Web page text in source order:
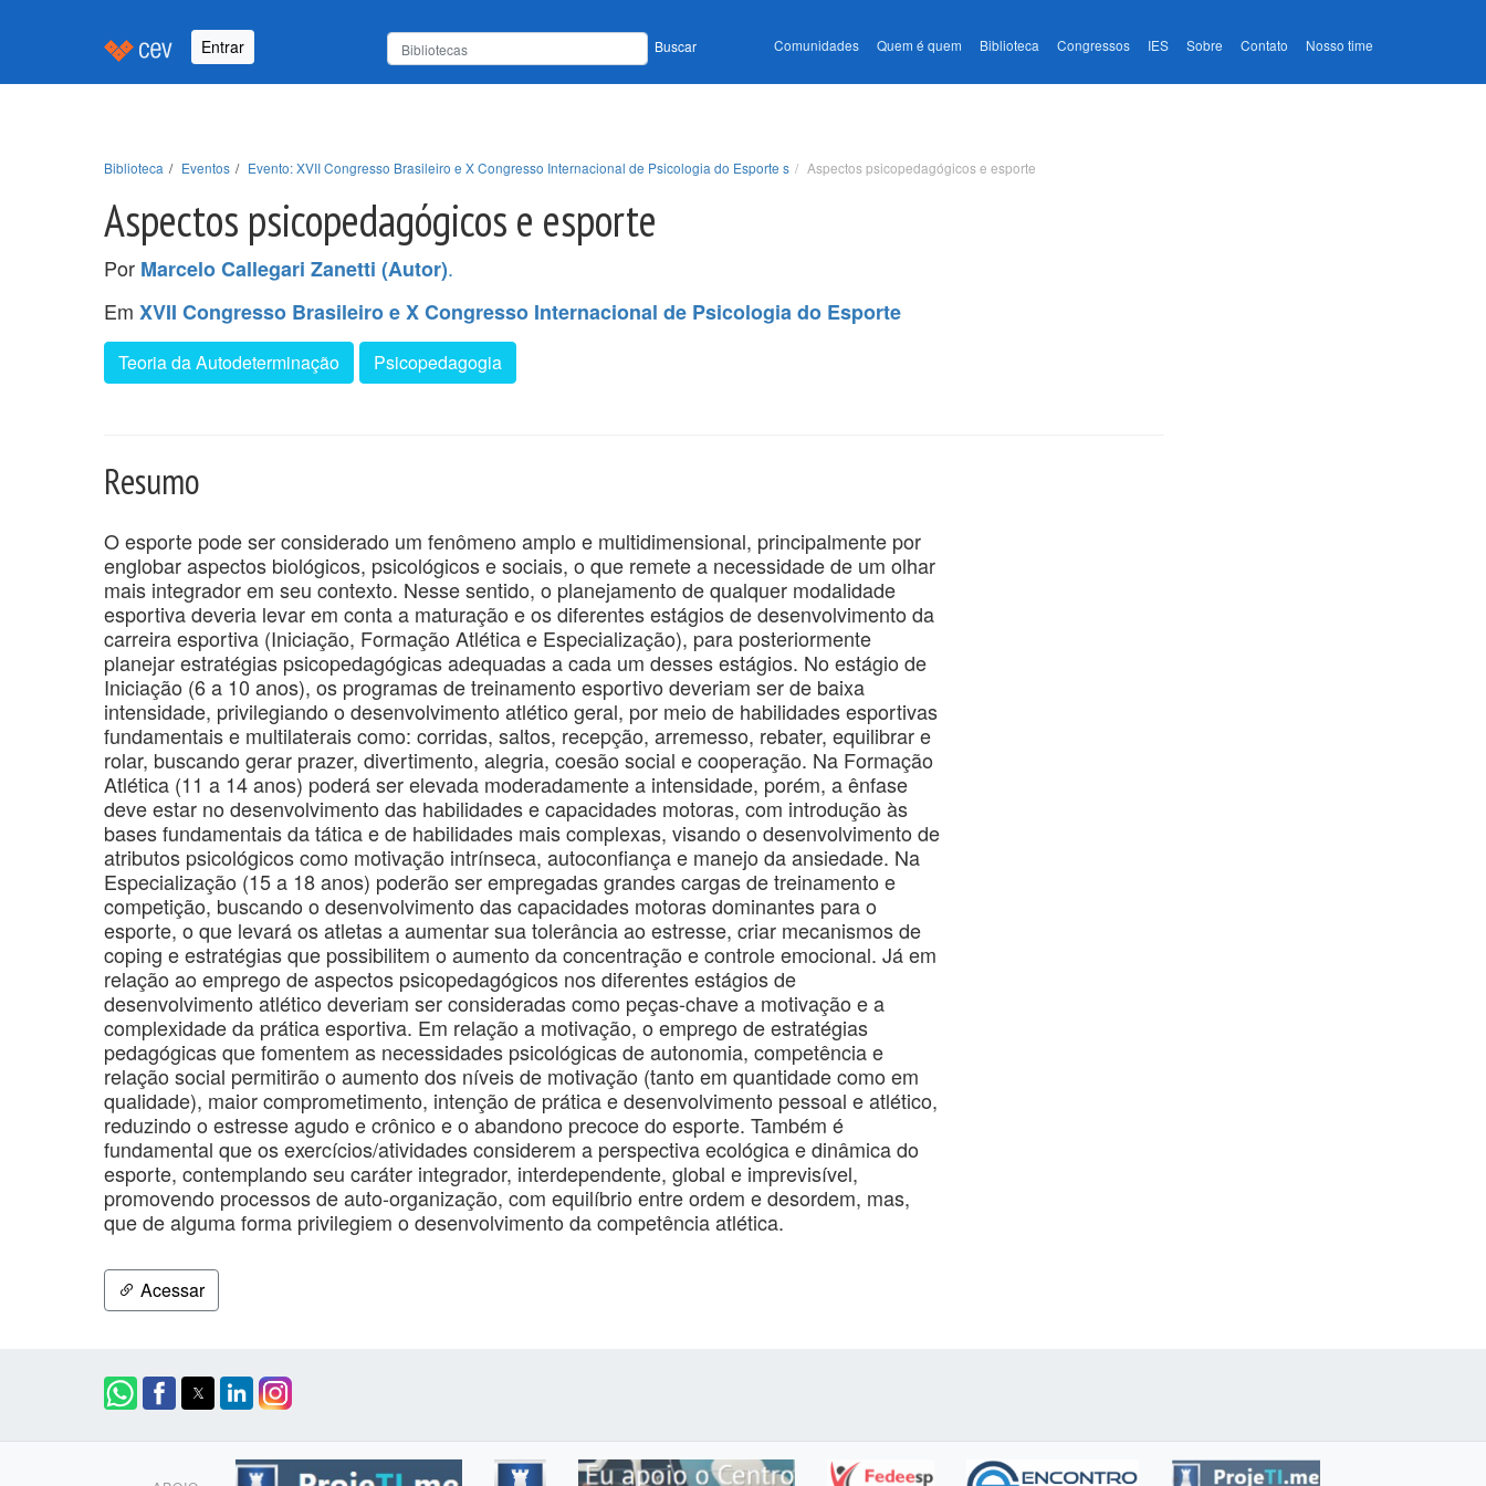
Entrar Buscar Comunidades Quem é quem Biblioteca Congressos IES Sobre Contato Nosso time
Biblioteca Eventos Evento: XVII Congresso Brasileiro e X Congresso Internacional de Psicologia do Esporte s Aspectos psicopedagógicos e esporte
Aspectos psicopedagógicos e esporte
Por Marcelo Callegari Zanetti (Autor).
Em XVII Congresso Brasileiro e X Congresso Internacional de Psicologia do Esporte
Teoria da Autodeterminação Psicopedagogia
Resumo
O esporte pode ser considerado um fenômeno amplo e multidimensional, principalmente por
englobar aspectos biológicos, psicológicos e sociais, o que remete a necessidade de um olhar
mais integrador em seu contexto. Nesse sentido, o planejamento de qualquer modalidade
esportiva deveria levar em conta a maturação e os diferentes estágios de desenvolvimento da
carreira esportiva (Iniciação, Formação Atlética e Especialização), para posteriormente
planejar estratégias psicopedagógicas adequadas a cada um desses estágios. No estágio de
Iniciação (6 a 10 anos), os programas de treinamento esportivo deveriam ser de baixa
intensidade, privilegiando o desenvolvimento atlético geral, por meio de habilidades esportivas
fundamentais e multilaterais como: corridas, saltos, recepção, arremesso, rebater, equilibrar e
rolar, buscando gerar prazer, divertimento, alegria, coesão social e cooperação. Na Formação
Atlética (11 a 14 anos) poderá ser elevada moderadamente a intensidade, porém, a ênfase
deve estar no desenvolvimento das habilidades e capacidades motoras, com introdução às
bases fundamentais da tática e de habilidades mais complexas, visando o desenvolvimento de
atributos psicológicos como motivação intrínseca, autoconfiança e manejo da ansiedade. Na
Especialização (15 a 18 anos) poderão ser empregadas grandes cargas de treinamento e
competição, buscando o desenvolvimento das capacidades motoras dominantes para o
esporte, o que levará os atletas a aumentar sua tolerância ao estresse, criar mecanismos de
coping e estratégias que possibilitem o aumento da concentração e controle emocional. Já em
relação ao emprego de aspectos psicopedagógicos nos diferentes estágios de
desenvolvimento atlético deveriam ser consideradas como peças-chave a motivação e a
complexidade da prática esportiva. Em relação a motivação, o emprego de estratégias
pedagógicas que fomentem as necessidades psicológicas de autonomia, competência e
relação social permitirão o aumento dos níveis de motivação (tanto em quantidade como em
qualidade), maior comprometimento, intenção de prática e desenvolvimento pessoal e atlético,
reduzindo o estresse agudo e crônico e o abandono precoce do esporte. Também é
fundamental que os exercícios/atividades considerem a perspectiva ecológica e dinâmica do
esporte, contemplando seu caráter integrador, interdependente, global e imprevisível,
promovendo processos de auto-organização, com equilíbrio entre ordem e desordem, mas,
que de alguma forma privilegiem o desenvolvimento da competência atlética.
Acessar